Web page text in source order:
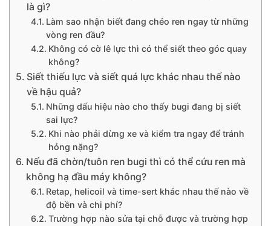
là gì?
Làm sao nhận biết đang chéo ren ngay từ những
vòng ren đầu?
Không có cờ lê lực thì có thể siết theo góc quay
không?
Siết thiếu lực và siết quá lực khác nhau thế nào
về hậu quả?
Những dấu hiệu nào cho thấy bugi đang bị siết
sai lực?
Khi nào phải dừng xe và kiểm tra ngay để tránh
hỏng nặng?
Nếu đã chờn/tuôn ren bugi thì có thể cứu ren mà
không hạ đầu máy không?
Retap, helicoil và time-sert khác nhau thế nào về
độ bền và chi phí?
Trường hợp nào sửa tại chỗ được và trường hợp